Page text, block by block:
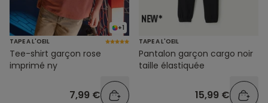
+1
TAPE A L'OEIL
Tee-shirt garçon rose
imprimé ny
7,99 €
TAPE A L'OEIL
Pantalon garçon cargo noir
taille élastiquée
15,99 €